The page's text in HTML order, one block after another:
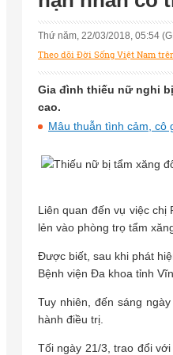
Thứ năm, 22/03/2018, 05:54
Theo dõi Đời Sống Việt Nam
Gia đình thiếu nữ nghi
cao.
Mâu thuẫn tình cảm, cô
Liên quan đến vụ việc chị
lẻn vào phòng trọ tẩm
Được biết, sau khi phát
Bệnh viện Đa khoa tỉnh
Tuy nhiên, đến sáng
hành điều trị.
Tối ngày 21/3, trao đổi